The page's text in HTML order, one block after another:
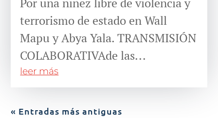
terrorismo de estado en Wall
Mapu y Abya Yala. TRANSMISIÓN
COLABORATIVAde las...
leer más
« Entradas más antiguas